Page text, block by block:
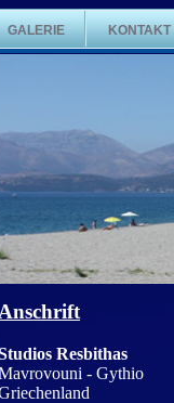
GALERIE KONTAKT
Anschrift
Resbithas
- Gythio